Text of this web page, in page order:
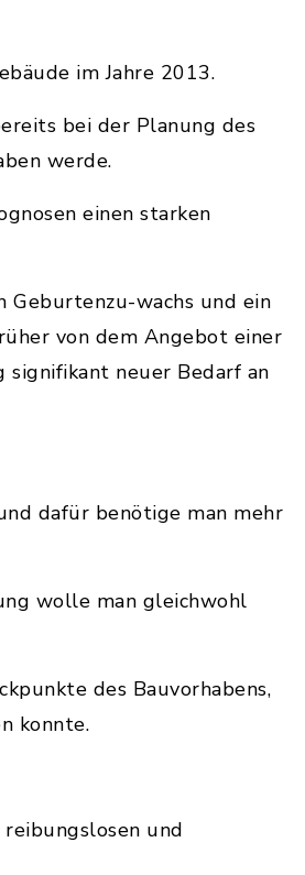
im Jahre 2013.
bei der Planung des
werde.
einen starken
wachs und ein
von dem Angebot einer
signifikant neuer Bedarf an
dafür benötige man mehr
wolle man gleichwohl
des Bauvorhabens,
konnte.
und